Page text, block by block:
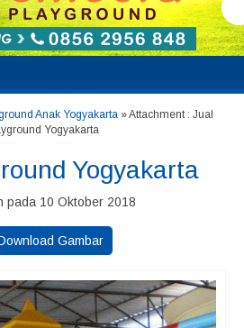
Anak Yogyakarta» Attachment : Jual
Yogyakarta
Yogyakarta
pada 10 Oktober 2018
Gambar